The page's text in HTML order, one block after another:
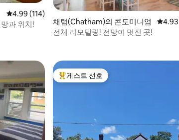
평점 4.99점(5점 만점), 후기 114개
4.99 (114)
과 위치!
채텀(Chatham)의 콘도미니엄 평점
4.93
전체 리모델링! 전망이 멋진 곳!
상위 게스트 선호
게스트 선호